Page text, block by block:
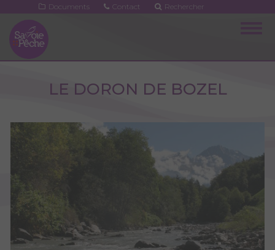
contenu
principal
Documents Contact Rechercher
LE DORON DE BOZEL